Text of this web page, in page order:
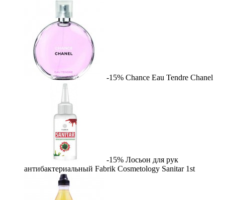
-15% Chance Eau Tendre Chanel
-15% Лосьон для рук
антибактериальный Fabrik Cosmetology Sanitar 1st